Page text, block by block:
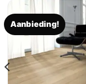
Aanbieding!